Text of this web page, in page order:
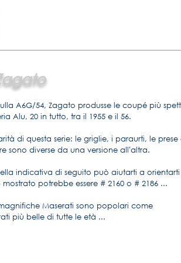
A6G/54, Zagato produsse le coupé più
Alu, 20 in tutto, tra il 1955 e il 56.
di questa serie: le griglie, i paraurti, le
sono diverse da una versione all'altra.
indicativa di seguito può aiutarti a
potrebbe essere # 2160 o # 2186 ...
Maserati sono popolari come
più belle di tutte le età ...